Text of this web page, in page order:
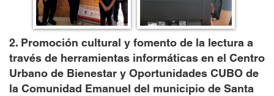
2. Promoción cultural y fomento de la lectura a
través de herramientas informáticas en el Centro
Urbano de Bienestar y Oportunidades CUBO de
la Comunidad Emanuel del municipio de Santa